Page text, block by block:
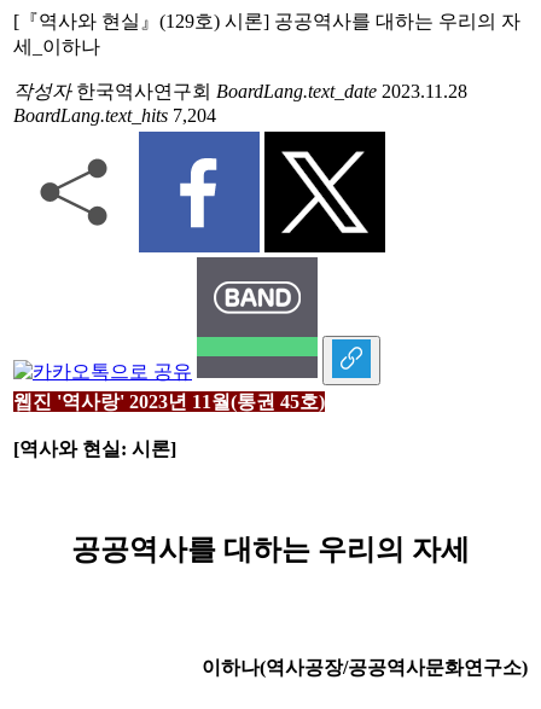
[『역사와 현실』(129호) 시론] 공공역사를 대하는 우리의 자
세_이하나
작성자한국역사연구회 BoardLang.text_date 2023.11.28
BoardLang.text_hits 7,204
웹진 '역사랑' 2023년 11월(통권 45호)
[역사와 현실: 시론]
공공역사를 대하는 우리의 자세
이하나(역사공장/공공역사문화연구소)